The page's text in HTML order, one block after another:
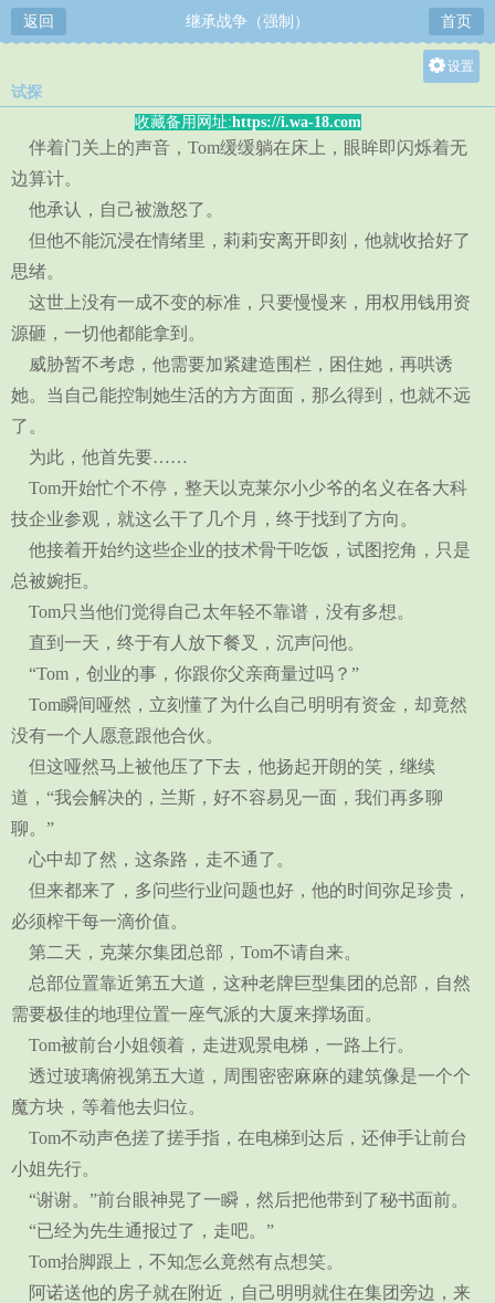
返回 继承战争（强制） 首页
设置
试探
收藏备用网址:https://i.wa-18.com
伴着门关上的声音，Tom缓缓躺在床上，眼眸即闪烁着无
边算计。
他承认，自己被激怒了。
但他不能沉浸在情绪里，莉莉安离开即刻，他就收拾好了
思绪。
这世上没有一成不变的标准，只要慢慢来，用权用钱用资
源砸，一切他都能拿到。
威胁暂不考虑，他需要加紧建造围栏，困住她，再哄诱
她。当自己能控制她生活的方方面面，那么得到，也就不远
了。
为此，他首先要……
Tom开始忙个不停，整天以克莱尔小少爷的名义在各大科
技企业参观，就这么干了几个月，终于找到了方向。
他接着开始约这些企业的技术骨干吃饭，试图挖角，只是
总被婉拒。
Tom只当他们觉得自己太年轻不靠谱，没有多想。
直到一天，终于有人放下餐叉，沉声问他。
“Tom，创业的事，你跟你父亲商量过吗？”
Tom瞬间哑然，立刻懂了为什么自己明明有资金，却竟然
没有一个人愿意跟他合伙。
但这哑然马上被他压了下去，他扬起开朗的笑，继续
道，“我会解决的，兰斯，好不容易见一面，我们再多聊
聊。”
心中却了然，这条路，走不通了。
但来都来了，多问些行业问题也好，他的时间弥足珍贵，
必须榨干每一滴价值。
第二天，克莱尔集团总部，Tom不请自来。
总部位置靠近第五大道，这种老牌巨型集团的总部，自然
需要极佳的地理位置一座气派的大厦来撑场面。
Tom被前台小姐领着，走进观景电梯，一路上行。
透过玻璃俯视第五大道，周围密密麻麻的建筑像是一个个
魔方块，等着他去归位。
Tom不动声色搓了搓手指，在电梯到达后，还伸手让前台
小姐先行。
“谢谢。”前台眼神晃了一瞬，然后把他带到了秘书面前。
“已经为先生通报过了，走吧。”
Tom抬脚跟上，不知怎么竟然有点想笑。
阿诺送他的房子就在附近，自己明明就住在集团旁边，来